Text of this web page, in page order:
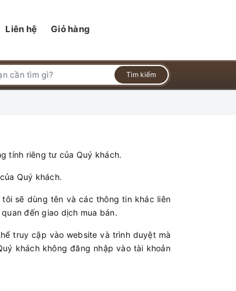
Liên hệ Giỏ hàng
Tìm kiếm
tính riêng tư của Quý khách.
Quý khách.
sẽ dùng tên và các thông tin khác liên
đến giao dịch mua bán.
truy cập vào website và trình duyệt mà
khách không đăng nhập vào tài khoản